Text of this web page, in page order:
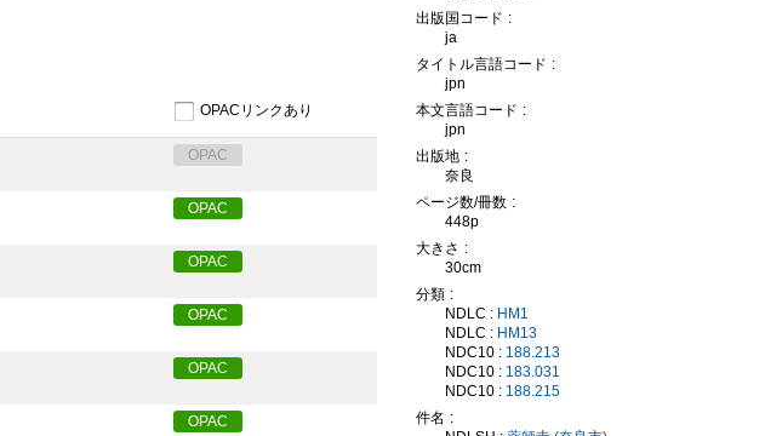
OPACリンクあり
OPAC
OPAC
OPAC
OPAC
OPAC
OPAC
出版国コード
ja
タイトル言語コード
jpn
本文言語コード
jpn
出版地
奈良
ページ数/冊数
448p
大きさ
30cm
分類
NDLC : HM1
NDLC : HM13
NDC10 : 188.213
NDC10 : 183.031
NDC10 : 188.215
件名